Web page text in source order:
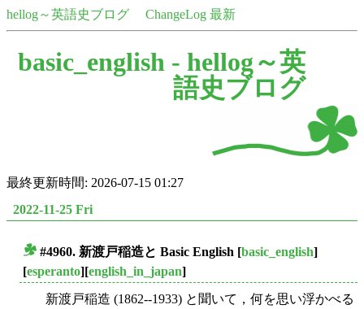
hellog～英語史ブログ ChangeLog 最新
basic_english - hellog～英
語史ブログ
最終更新時間: 2026-07-15 01:27
2022-11-25 Fri
#4960. 新渡戸稲造と Basic English [basic_english]
[esperanto][english_in_japan]
新渡戸稲造 (1862--1933) と聞いて，何を思い浮かべる